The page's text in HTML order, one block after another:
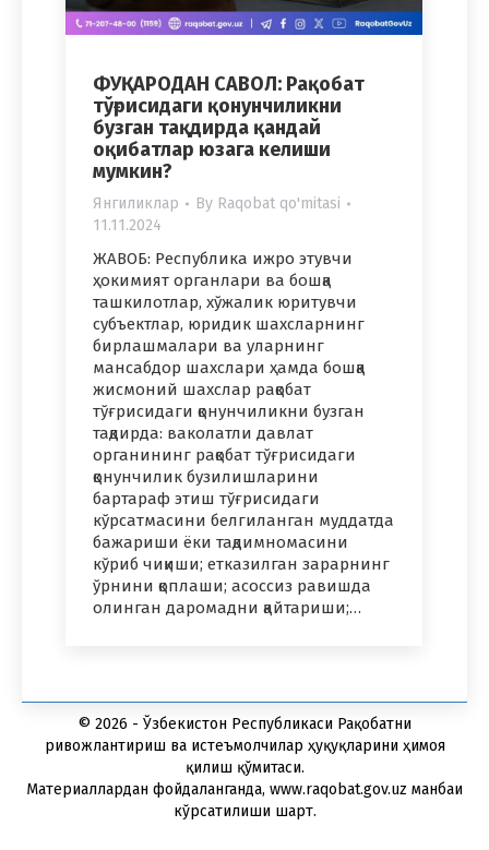
ФУҚАРОДАН САВОЛ: Рақобат
тўғрисидаги қонунчиликни
бузган тақдирда қандай
оқибатлар юзага келиши
мумкин?
Янгиликлар By Raqobat qo'mitasi
11.11.2024
ЖАВОБ: Республика ижро этувчи
ҳокимият органлари ва бошқа
ташкилотлар, хўжалик юритувчи
субъектлар, юридик шахсларнинг
бирлашмалари ва уларнинг
мансабдор шахслари ҳамда бошқа
жисмоний шахслар рақобат
тўғрисидаги қонунчиликни бузган
тақдирда: ваколатли давлат
органининг рақобат тўғрисидаги
қонунчилик бузилишларини
бартараф этиш тўғрисидаги
кўрсатмасини белгиланган муддатда
бажариши ёки тақдимномасини
кўриб чиқиши; етказилган зарарнинг
ўрнини қоплаши; асоссиз равишда
олинган даромадни қайтариши;…
© 2026 - Ўзбекистон Республикаси Рақобатни
ривожлантириш ва истеъмолчилар ҳуқуқларини ҳимоя
қилиш қўмитаси.
Материаллардан фойдаланганда, www.raqobat.gov.uz манбаи
кўрсатилиши шарт.